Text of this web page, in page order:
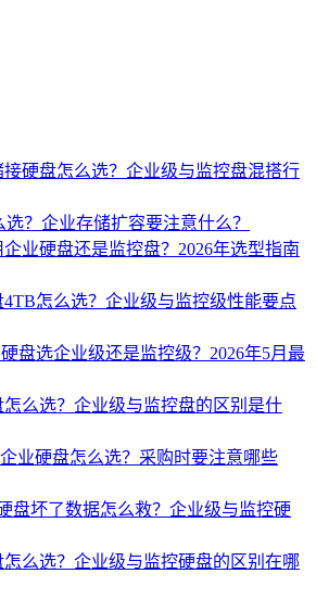
接硬盘怎么选？企业级与监控盘混搭行
？企业存储扩容要注意什么？
业硬盘还是监控盘？2026年选型指南
4TB怎么选？企业级与监控级性能要点
盘选企业级还是监控级？2026年5月最
怎么选？企业级与监控盘的区别是什
业硬盘怎么选？采购时要注意哪些
盘坏了数据怎么救？企业级与监控硬
怎么选？企业级与监控硬盘的区别在哪